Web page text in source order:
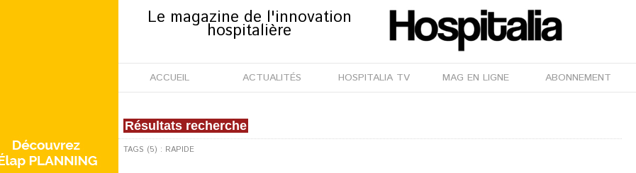
Le magazine de l'innovation
hospitalière
ACCUEIL ACTUALITÉS HOSPITALIA TV MAG EN LIGNE ABONNEMENT
Résultats recherche
TAGS (5) : RAPIDE